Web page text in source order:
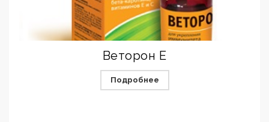
Веторон Е
Подробнее